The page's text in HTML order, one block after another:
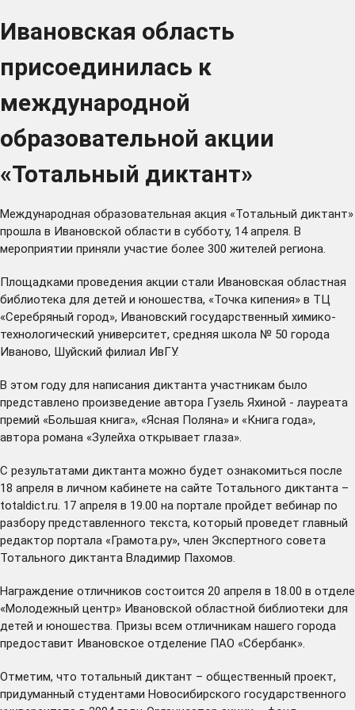
Ивановская область
присоединилась к
международной
образовательной акции
«Тотальный диктант»
Международная образовательная акция «Тотальный диктант»
прошла в Ивановской области в субботу, 14 апреля. В
мероприятии приняли участие более 300 жителей региона.
Площадками проведения акции стали Ивановская областная
библиотека для детей и юношества, «Точка кипения» в ТЦ
«Серебряный город», Ивановский государственный химико-
технологический университет, средняя школа № 50 города
Иваново, Шуйский филиал ИвГУ.
В этом году для написания диктанта участникам было
представлено произведение автора Гузель Яхиной - лауреата
премий «Большая книга», «Ясная Поляна» и «Книга года»,
автора романа «Зулейха открывает глаза».
С результатами диктанта можно будет ознакомиться после
18 апреля в личном кабинете на сайте Тотального диктанта –
totaldict.ru . 17 апреля в 19.00 на портале пройдет вебинар по
разбору представленного текста, который проведет главный
редактор портала «Грамота.ру», член Экспертного совета
Тотального диктанта Владимир Пахомов.
Награждение отличников состоится 20 апреля в 18.00 в отделе
«Молодежный центр» Ивановской областной библиотеки для
детей и юношества. Призы всем отличникам нашего города
предоставит Ивановское отделение ПАО «Сбербанк».
Отметим, что тотальный диктант – общественный проект,
придуманный студентами Новосибирского государственного